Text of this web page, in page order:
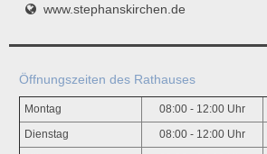
www.stephanskirchen.de
Öffnungszeiten des Rathauses
Montag 08:00 - 12:00 Uhr
Dienstag 08:00 - 12:00 Uhr